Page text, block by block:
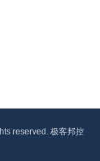
reserved. 极客邦控